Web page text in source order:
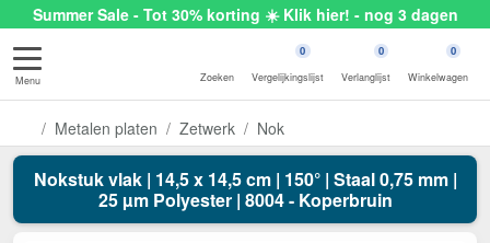
Summer Sale - Tot 30% korting ☀️ Klik hier! - nog 3 dagen
Menu Zoeken
0
Vergelijkingslijst
0
Verlanglijst
0
Winkelwagen
Metalen platen Zetwerk Nok
Nokstuk vlak | 14,5 x 14,5 cm | 150° | Staal 0,75 mm |
25 µm Polyester | 8004 - Koperbruin